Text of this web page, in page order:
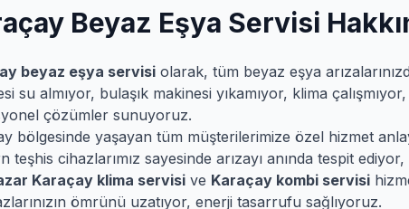
Beyaz Eşya Servisi
beyaz eşya servisi olarak, tüm beyaz eşya
su almıyor, bulaşık makinesi yıkamıyor, klima
çözümler sunuyoruz.
bölgesinde yaşayan tüm müşterilerimize özel hizmet
teşhis cihazlarımız sayesinde arızayı anında tespit
Karaçay klima servisi ve Karaçay kombi servisi
ömrünü uzatıyor, enerji tasarrufu sağlıyoruz.